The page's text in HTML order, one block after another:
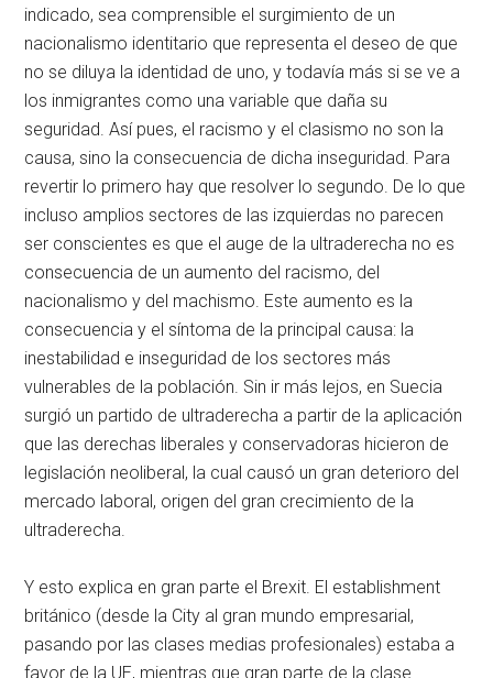
indicado, sea comprensible el surgimiento de un
nacionalismo identitario que representa el deseo de que
no se diluya la identidad de uno, y todavía más si se ve a
los inmigrantes como una variable que daña su
seguridad. Así pues, el racismo y el clasismo no son la
causa, sino la consecuencia de dicha inseguridad. Para
revertir lo primero hay que resolver lo segundo. De lo que
incluso amplios sectores de las izquierdas no parecen
ser conscientes es que el auge de la ultraderecha no es
consecuencia de un aumento del racismo, del
nacionalismo y del machismo. Este aumento es la
consecuencia y el síntoma de la principal causa: la
inestabilidad e inseguridad de los sectores más
vulnerables de la población. Sin ir más lejos, en Suecia
surgió un partido de ultraderecha a partir de la aplicación
que las derechas liberales y conservadoras hicieron de
legislación neoliberal, la cual causó un gran deterioro del
mercado laboral, origen del gran crecimiento de la
ultraderecha.
Y esto explica en gran parte el Brexit. El establishment
británico (desde la City al gran mundo empresarial,
pasando por las clases medias profesionales) estaba a
favor de la UE, mientras que gran parte de la clase